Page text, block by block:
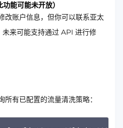
能可能未开放）
改账户信息，但你可以联系亚太
来可能支持通过 API 进行修
有已配置的流量清洗策略：
Copy